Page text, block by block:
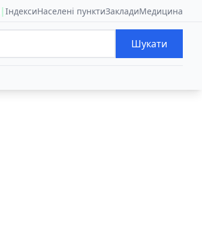
| ІндексиНаселені пунктиЗакладиМедицина
Шукати